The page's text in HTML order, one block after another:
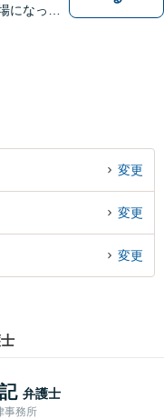
になって
変更
変更
変更
弁護士
事務所